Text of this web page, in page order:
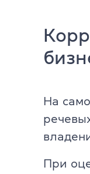
На
При